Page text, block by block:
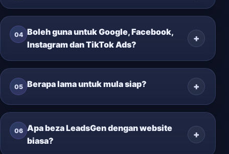
04 Boleh guna untuk Google, Facebook,
Instagram dan TikTok Ads?
05 Berapa lama untuk mula siap?
06 Apa beza LeadsGen dengan website
biasa?